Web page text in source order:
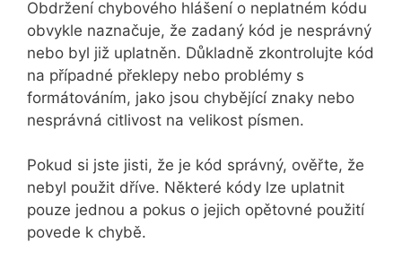
Obdržení chybového hlášení o neplatném kódu
obvykle naznačuje, že zadaný kód je nesprávný
nebo byl již uplatněn. Důkladně zkontrolujte kód
na případné překlepy nebo problémy s
formátováním, jako jsou chybějící znaky nebo
nesprávná citlivost na velikost písmen.
Pokud si jste jisti, že je kód správný, ověřte, že
nebyl použit dříve. Některé kódy lze uplatnit
pouze jednou a pokus o jejich opětovné použití
povede k chybě.